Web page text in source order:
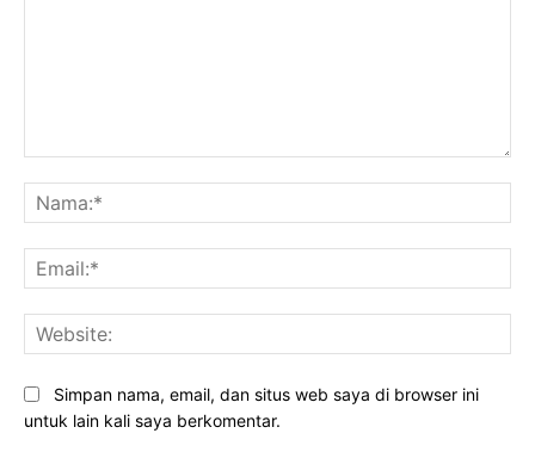
Simpan nama, email, dan situs web saya di browser ini
untuk lain kali saya berkomentar.